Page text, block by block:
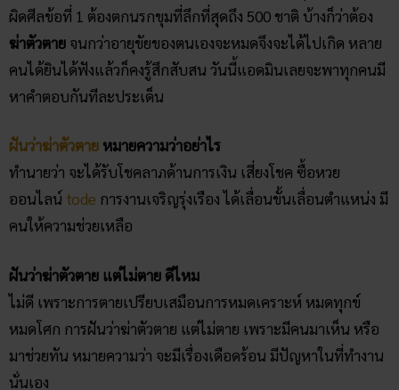
ผิดศีลข้อที่ 1 ต้องตกนรกขุมที่ลึกที่สุดถึง 500 ชาติ บ้างก็ว่าต้อง
ฆ่าตัวตาย จนกว่าอายุขัยของตนเองจะหมดจึงจะได้ไปเกิด หลาย
คนได้ยินได้ฟังแล้วก็คงรู้สึกสับสน วันนี้แอดมินเลยจะพาทุกคนมี
หาคำตอบกันทีละประเด็น
ฝันว่าฆ่าตัวตาย หมายความว่าอย่าไร
ทำนายว่า จะได้รับโชคลาภด้านการเงิน เสี่ยงโชค ซื้อหวย
ออนไลน์ tode การงานเจริญรุ่งเรือง ได้เลื่อนขั้นเลื่อนตำแหน่ง มี
คนให้ความช่วยเหลือ
ฝันว่าฆ่าตัวตาย แต่ไม่ตาย ดีไหม
ไม่ดี เพราะการตายเปรียบเสมือนการหมดเคราะห์ หมดทุกข์
หมดโศก การฝันว่าฆ่าตัวตาย แต่ไม่ตาย เพราะมีคนมาเห็น หรือ
มาช่วยทัน หมายความว่า จะมีเรื่องเดือดร้อน มีปัญหาในที่ทำงาน
นั่นเอง